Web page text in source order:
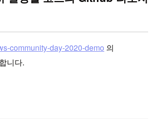
community-day-2020-demo 의
니다.